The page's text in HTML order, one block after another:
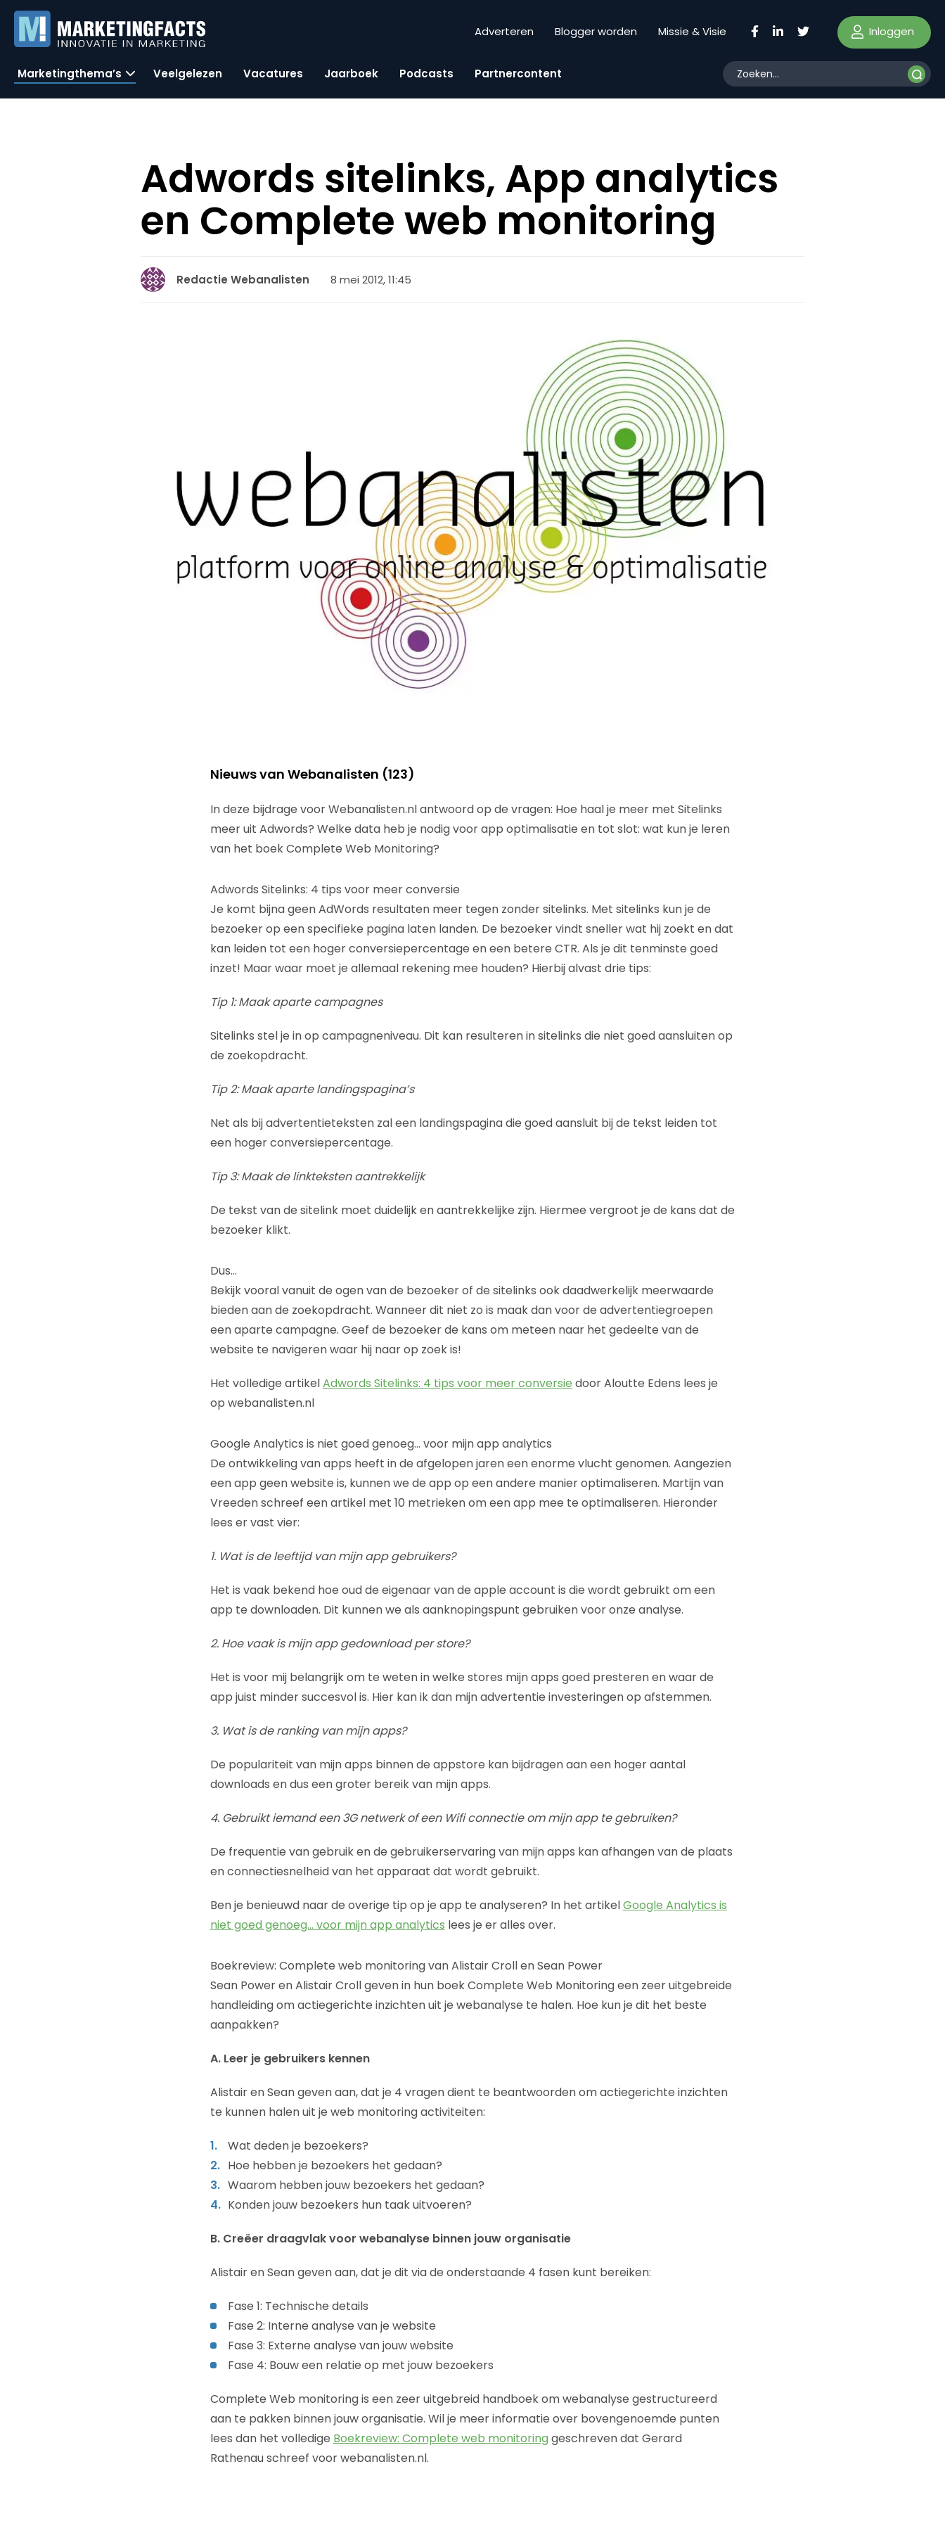
Adverteren Blogger worden Missie & Visie Inloggen
Marketingthema’s Veelgelezen Vacatures Jaarboek Podcasts Partnercontent
Adwords sitelinks, App analytics
en Complete web monitoring
Redactie Webanalisten 8 mei 2012, 11:45
Nieuws van Webanalisten (123)
In deze bijdrage voor Webanalisten.nl antwoord op de vragen: Hoe haal je meer met Sitelinks
meer uit Adwords? Welke data heb je nodig voor app optimalisatie en tot slot: wat kun je leren
van het boek Complete Web Monitoring?
Adwords Sitelinks: 4 tips voor meer conversie
Je komt bijna geen AdWords resultaten meer tegen zonder sitelinks. Met sitelinks kun je de
bezoeker op een specifieke pagina laten landen. De bezoeker vindt sneller wat hij zoekt en dat
kan leiden tot een hoger conversiepercentage en een betere CTR. Als je dit tenminste goed
inzet! Maar waar moet je allemaal rekening mee houden? Hierbij alvast drie tips:
Tip 1: Maak aparte campagnes
Sitelinks stel je in op campagneniveau. Dit kan resulteren in sitelinks die niet goed aansluiten op
de zoekopdracht.
Tip 2: Maak aparte landingspagina’s
Net als bij advertentieteksten zal een landingspagina die goed aansluit bij de tekst leiden tot
een hoger conversiepercentage.
Tip 3: Maak de linkteksten aantrekkelijk
De tekst van de sitelink moet duidelijk en aantrekkelijke zijn. Hiermee vergroot je de kans dat de
bezoeker klikt.
Dus…
Bekijk vooral vanuit de ogen van de bezoeker of de sitelinks ook daadwerkelijk meerwaarde
bieden aan de zoekopdracht. Wanneer dit niet zo is maak dan voor de advertentiegroepen
een aparte campagne. Geef de bezoeker de kans om meteen naar het gedeelte van de
website te navigeren waar hij naar op zoek is!
Het volledige artikelAdwords Sitelinks: 4 tips voor meer conversie door Aloutte Edens lees je
op webanalisten.nl
Google Analytics is niet goed genoeg… voor mijn app analytics
De ontwikkeling van apps heeft in de afgelopen jaren een enorme vlucht genomen. Aangezien
een app geen website is, kunnen we de app op een andere manier optimaliseren. Martijn van
Vreeden schreef een artikel met 10 metrieken om een app mee te optimaliseren. Hieronder
lees er vast vier:
1. Wat is de leeftijd van mijn app gebruikers?
Het is vaak bekend hoe oud de eigenaar van de apple account is die wordt gebruikt om een
app te downloaden. Dit kunnen we als aanknopingspunt gebruiken voor onze analyse.
2. Hoe vaak is mijn app gedownload per store?
Het is voor mij belangrijk om te weten in welke stores mijn apps goed presteren en waar de
app juist minder succesvol is. Hier kan ik dan mijn advertentie investeringen op afstemmen.
3. Wat is de ranking van mijn apps?
De populariteit van mijn apps binnen de appstore kan bijdragen aan een hoger aantal
downloads en dus een groter bereik van mijn apps.
4. Gebruikt iemand een 3G netwerk of een Wifi connectie om mijn app te gebruiken?
De frequentie van gebruik en de gebruikerservaring van mijn apps kan afhangen van de plaats
en connectiesnelheid van het apparaat dat wordt gebruikt.
Ben je benieuwd naar de overige tip op je app te analyseren? In het artikelGoogle Analytics is
niet goed genoeg… voor mijn app analytics lees je er alles over.
Boekreview: Complete web monitoring van Alistair Croll en Sean Power
Sean Power en Alistair Croll geven in hun boek Complete Web Monitoring een zeer uitgebreide
handleiding om actiegerichte inzichten uit je webanalyse te halen. Hoe kun je dit het beste
aanpakken?
A. Leer je gebruikers kennen
Alistair en Sean geven aan, dat je 4 vragen dient te beantwoorden om actiegerichte inzichten
te kunnen halen uit je web monitoring activiteiten:
Wat deden je bezoekers?
Hoe hebben je bezoekers het gedaan?
Waarom hebben jouw bezoekers het gedaan?
Konden jouw bezoekers hun taak uitvoeren?
B. Creëer draagvlak voor webanalyse binnen jouw organisatie
Alistair en Sean geven aan, dat je dit via de onderstaande 4 fasen kunt bereiken:
Fase 1: Technische details
Fase 2: Interne analyse van je website
Fase 3: Externe analyse van jouw website
Fase 4: Bouw een relatie op met jouw bezoekers
Complete Web monitoring is een zeer uitgebreid handboek om webanalyse gestructureerd
aan te pakken binnen jouw organisatie. Wil je meer informatie over bovengenoemde punten
lees dan het volledige Boekreview: Complete web monitoring geschreven dat Gerard
Rathenau schreef voor webanalisten.nl.